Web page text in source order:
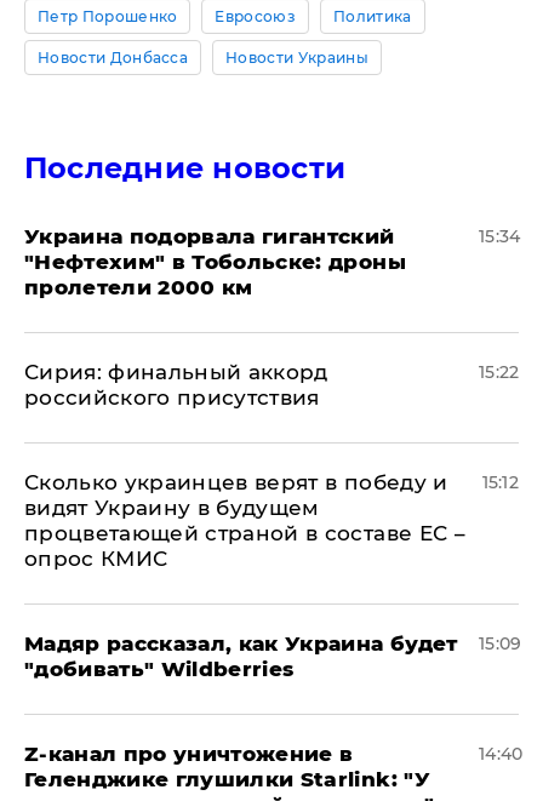
Петр Порошенко Евросоюз Политика
Новости Донбасса Новости Украины
Последние новости
Украина подорвала гигантский
"Нефтехим" в Тобольске: дроны
пролетели 2000 км
15:34
​Сирия: финальный аккорд
российского присутствия
15:22
Сколько украинцев верят в победу и
видят Украину в будущем
процветающей страной в составе ЕС –
опрос КМИС
15:12
Мадяр рассказал, как Украина будет
"добивать" Wildberries
15:09
Z-канал про уничтожение в
Геленджике глушилки Starlink: "У
14:40